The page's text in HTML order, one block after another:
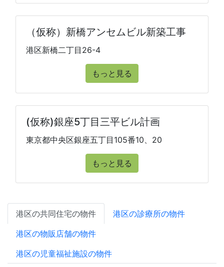
（仮称）新橋アンセムビル新築工事
港区新橋二丁目26-4
もっと見る
(仮称)銀座5丁目三平ビル計画
東京都中央区銀座五丁目105番10、20
もっと見る
港区の共同住宅の物件
港区の診療所の物件
港区の物販店舗の物件
港区の児童福祉施設の物件